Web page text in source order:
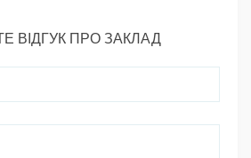
ВІДГУК ПРО ЗАКЛАД